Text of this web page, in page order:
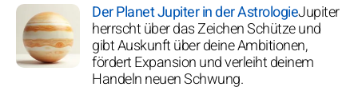
Der Planet Jupiter in der AstrologieJupiter
herrscht über das Zeichen Schütze und
gibt Auskunft über deine Ambitionen,
fördert Expansion und verleiht deinem
Handeln neuen Schwung.